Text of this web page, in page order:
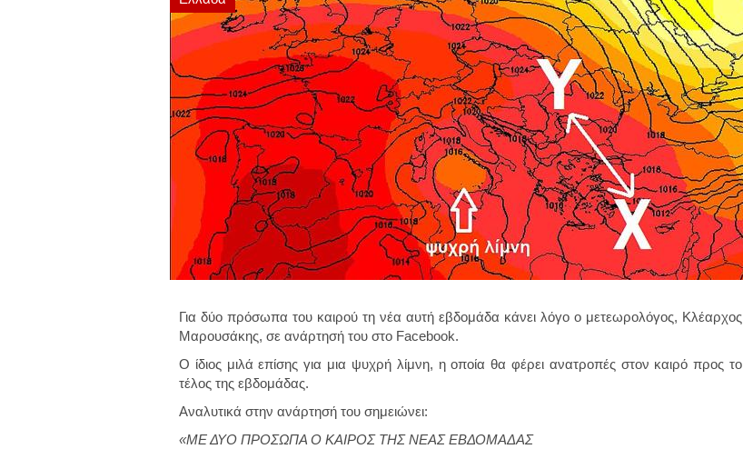
Για δύο πρόσωπα του καιρού τη νέα αυτή εβδομάδα κάνει λόγο ο μετεωρολόγος, Κλέαρχος
Μαρουσάκης, σε ανάρτησή του στο Facebook.
Ο ίδιος μιλά επίσης για μια ψυχρή λίμνη, η οποία θα φέρει ανατροπές στον καιρό προς το
τέλος της εβδομάδας.
Αναλυτικά στην ανάρτησή του σημειώνει:
«ΜΕ ΔΥΟ ΠΡΟΣΩΠΑ Ο ΚΑΙΡΟΣ ΤΗΣ ΝΕΑΣ ΕΒΔΟΜΑΔΑΣ